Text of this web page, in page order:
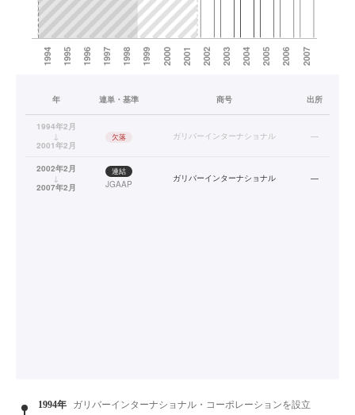
年 連単・基準 商号 出所
1994年2月
↓
2001年2月
欠落 ガリバーインターナショナル —
2002年2月
↓
2007年2月
連結
JGAAP
ガリバーインターナショナル —
1994年 ガリバーインターナショナル・コーポレーションを設立